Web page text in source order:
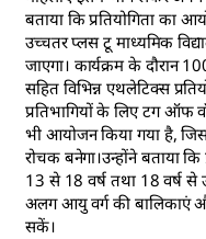
बताया कि प्रतियोगिता का
उच्चतर प्लस टू माध्यमिक
जाएगा। कार्यक्रम के दौरान
सहित विभिन्न एथलेटिक्स
प्रतिभागियों के लिए टग ऑफ
भी आयोजन किया गया है,
रोचक बनेगा।उन्होंने बताया
13 से 18 वर्ष तथा 18 वर्ष
अलग आयु वर्ग की बालिकाएं
सकें।